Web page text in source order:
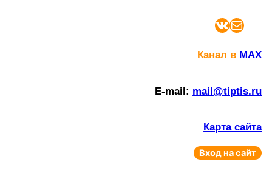
ВКонтакте Почта
Канал в MAX
E-mail: mail@tiptis.ru
Карта сайта
Вход на сайт